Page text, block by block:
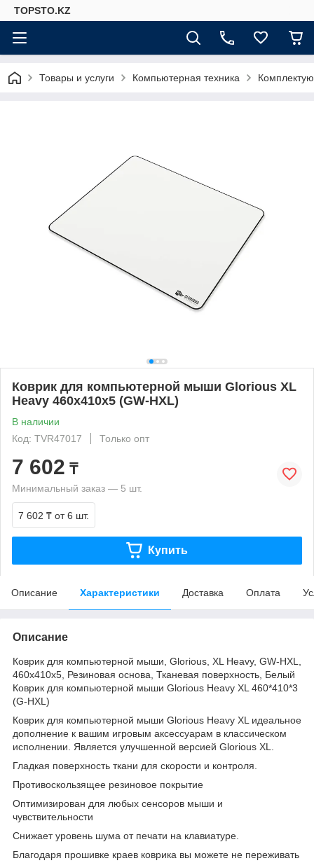
TOPSTO.KZ
Товары и услуги Компьютерная техника
Коврик для компьютерной мыши Glorious XL
Heavy 460x410x5 (GW-HXL)
В наличии
Код: TVR47017
Только опт
7 602 ₸
Минимальный заказ — 5 шт.
7 602 ₸ от 6 шт.
Купить
Описание Характеристики Доставка Оплата
Описание
Коврик для компьютерной мыши, Glorious, XL Heavy, GW-HXL,
460x410x5, Резиновая основа, Тканевая поверхность, Белый
Коврик для компьютерной мыши Glorious Heavy XL 460*410*3
(G-HXL)
Коврик для компьютерной мыши Glorious Heavy XL идеальное
дополнение к вашим игровым аксессуарам в классическом
исполнении. Является улучшенной версией Glorious XL.
Гладкая поверхность ткани для скорости и контроля.
Противоскользящее резиновое покрытие
Оптимизирован для любых сенсоров мыши и
чувствительности
Снижает уровень шума от печати на клавиатуре.
Благодаря прошивке краев коврика вы можете не переживать